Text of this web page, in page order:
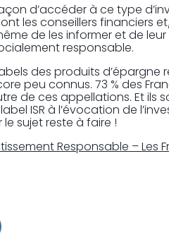
d’accéder à ce type
les conseillers financiers
de les informer et de
responsable.
des produits d’épargne
peu connus. 73 % des
de ces appellations. Et ils
ISR à l’évocation de
sujet reste à faire !
Responsable –